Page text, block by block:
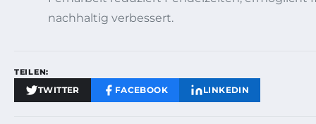
nachhaltig verbessert.
TEILEN:
TWITTER FACEBOOK LINKEDIN